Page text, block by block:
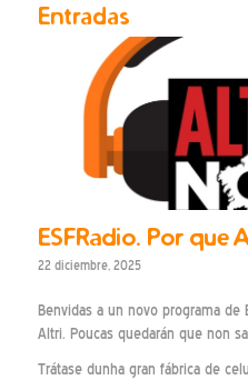
Entradas
ESFRadio. Por que
22 diciembre, 2025
Benvidas a un novo programa de
Altri. Poucas quedarán que non
Trátase dunha gran fábrica de